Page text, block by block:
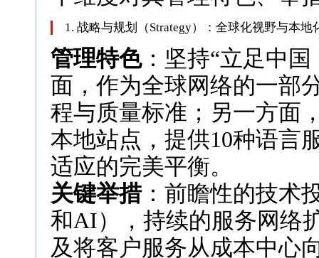
1. 战略与规划（Strategy）：全球化视野与本地
管理特色：坚持“立足中
面，作为全球网络的一部
程与质量标准；另一方面
本地站点，提供10种语言
适应的完美平衡。
关键举措：前瞻性的技术
和AI），持续的服务网络
及将客户服务从成本中心